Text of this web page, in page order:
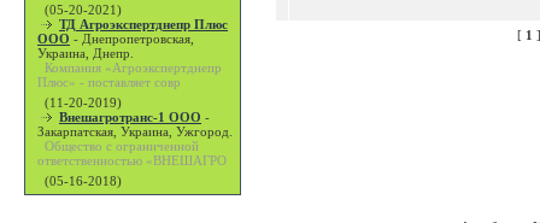
(05-20-2021)
ТД Агроэкспертднепр Плюс
ООО - Днепропетровская,
Украина, Днепр.
Компания «Агроэкспертднепр
Плюс» - поставляет совр
(11-20-2019)
Внешагротранс-1 ООО -
Закарпатская, Украина, Ужгород.
Общество с ограниченной
ответственностью «ВНЕШАГРО
(05-16-2018)
[ 1